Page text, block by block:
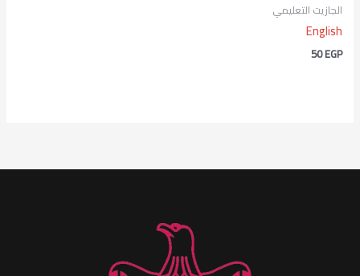
الجازيت التعليمي
English
50EGP